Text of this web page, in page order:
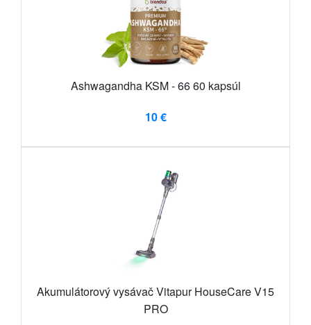
Ashwagandha KSM - 66 60 kapsúl
10 €
Akumulátorový vysávač Vitapur HouseCare V15
PRO